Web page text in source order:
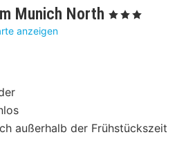
Munich North 1
, 3 Sterne
anzeigen
außerhalb der Frühstückszeit